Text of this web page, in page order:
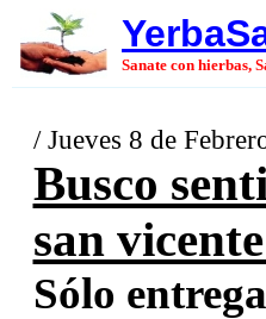
Sanate con hierbas,
/ Jueves 8 de
Busco
san
Sólo